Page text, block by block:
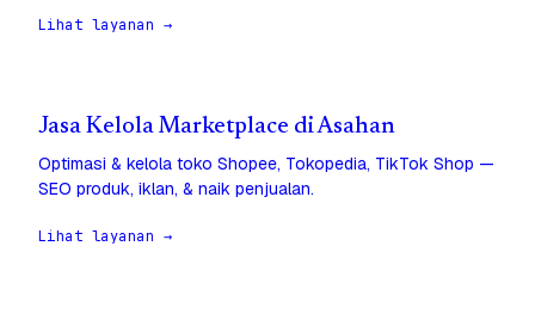
Lihat layanan →
Jasa Kelola Marketplace di Asahan
Optimasi & kelola toko Shopee, Tokopedia, TikTok Shop —
SEO produk, iklan, & naik penjualan.
Lihat layanan →